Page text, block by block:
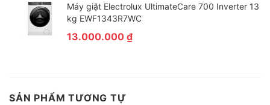
Máy giặt Electrolux UltimateCare 700 Inverter 13
kg EWF1343R7WC
13.000.000 ₫
SẢN PHẨM TƯƠNG TỰ